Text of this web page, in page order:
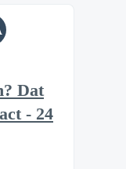
Dat
- 24